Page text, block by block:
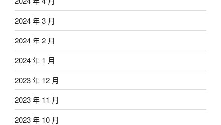
2024 年 3 月
2024 年 2 月
2024 年 1 月
2023 年 12 月
2023 年 11 月
2023 年 10 月